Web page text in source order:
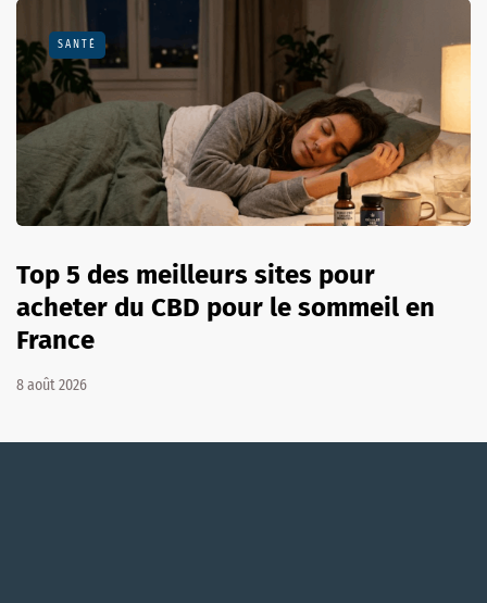
SANTÉ
Top 5 des meilleurs sites pour
acheter du CBD pour le sommeil en
France
8 août 2026